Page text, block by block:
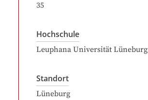
35
Hochschule
Leuphana Universität Lüneburg
Standort
Lüneburg